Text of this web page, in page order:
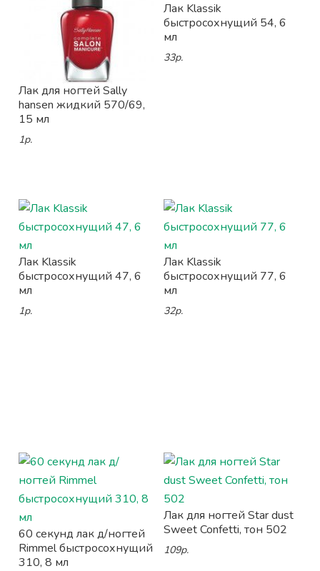
Лак для ногтей Sally
hansen жидкий 570/69,
15 мл
1р.
Лак Klassik
быстросохнущий 54, 6
мл
33р.
Лак Klassik
быстросохнущий 47, 6
мл
1р.
Лак Klassik
быстросохнущий 77, 6
мл
32р.
60 секунд лак д/ногтей
Rimmel быстросохнущий
310, 8 мл
Лак для ногтей Star dust
Sweet Confetti, тон 502
109р.